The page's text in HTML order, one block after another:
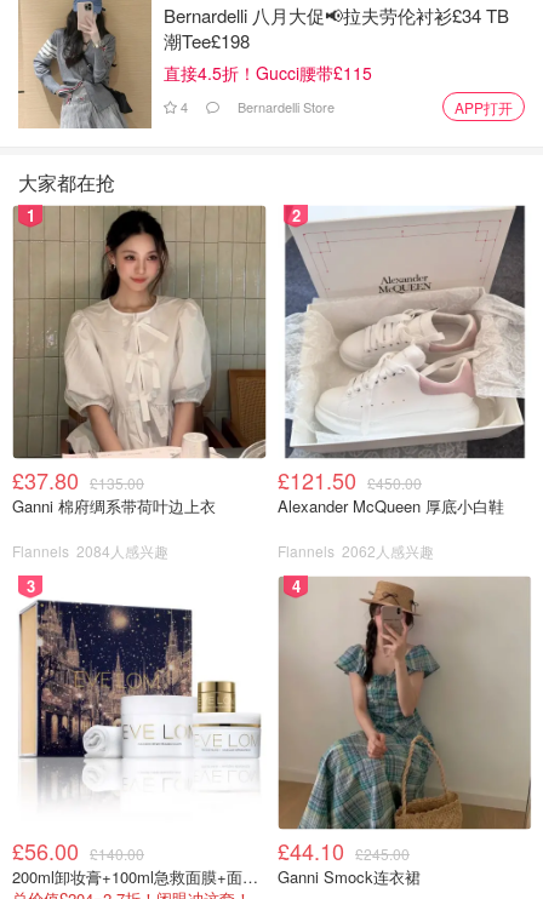
Bernardelli 八月大促📢拉夫劳伦衬衫£34 TB
潮Tee£198
直接4.5折！Gucci腰带£115
4 Bernardelli Store APP打开
大家都在抢
1
£37.80 £135.00
Ganni 棉府绸系带荷叶边上衣
Flannels 2084人感兴趣
2
£121.50 £450.00
Alexander McQueen 厚底小白鞋
Flannels 2062人感兴趣
3
£56.00 £140.00
200ml卸妆膏+100ml急救面膜+面霜+洁颜布
4
£44.10 £245.00
Ganni Smock连衣裙